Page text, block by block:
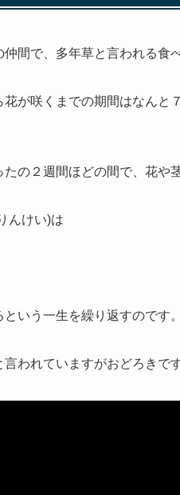
間で、多年草と言われる食
が咲くまでの期間はなんと
たの２週間ほどの間で、花や
んけい)は
いう一生を繰り返すのです。
言われていますがおどろきで